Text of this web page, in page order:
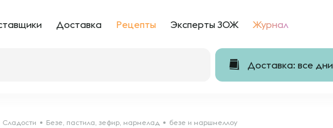
Доставка Рецепты Эксперты ЗОЖ Журнал
Доставка: все дни
Сладости Безе, пастила, зефир, мармелад безе и маршмеллоу